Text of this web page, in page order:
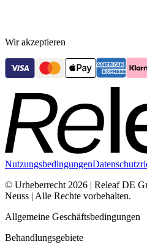
Wir akzeptieren
Nutzungsbedingungen
© Urheberrecht 2026 | Releaf DE
Neuss | Alle Rechte vorbehalten.
Allgemeine Geschäftsbedingungen
Behandlungsgebiete